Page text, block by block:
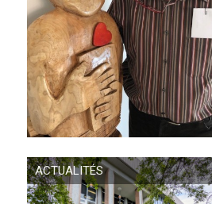
ACTUALITÉS